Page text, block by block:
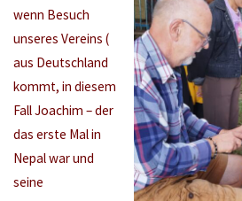
wenn Besuch
unseres Vereins (
aus Deutschland
kommt, in diesem
Fall Joachim – der
das erste Mal in
Nepal war und
seine